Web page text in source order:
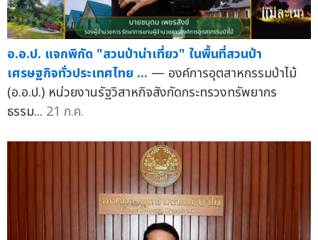
อ.อ.ป. แจกพิกัด "สวนป่าน่าเที่ยว" ในพื้นที่สวนป่า
เศรษฐกิจทั่วประเทศไทย ... — องค์การอุตสาหกรรมป่าไม้
(อ.อ.ป.) หน่วยงานรัฐวิสาหกิจสังกัดกระทรวงทรัพยากร
ธรรม... 21 ก.ค.